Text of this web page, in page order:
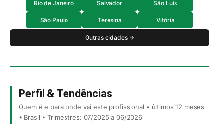
Rio de Janeiro Salvador São Luís
São Paulo Teresina Vitória
Outras cidades →
Perfil & Tendências
Quem é e para onde vai este profissional • últimos 12 meses
• Brasil • Trimestres: 07/2025 a 06/2026